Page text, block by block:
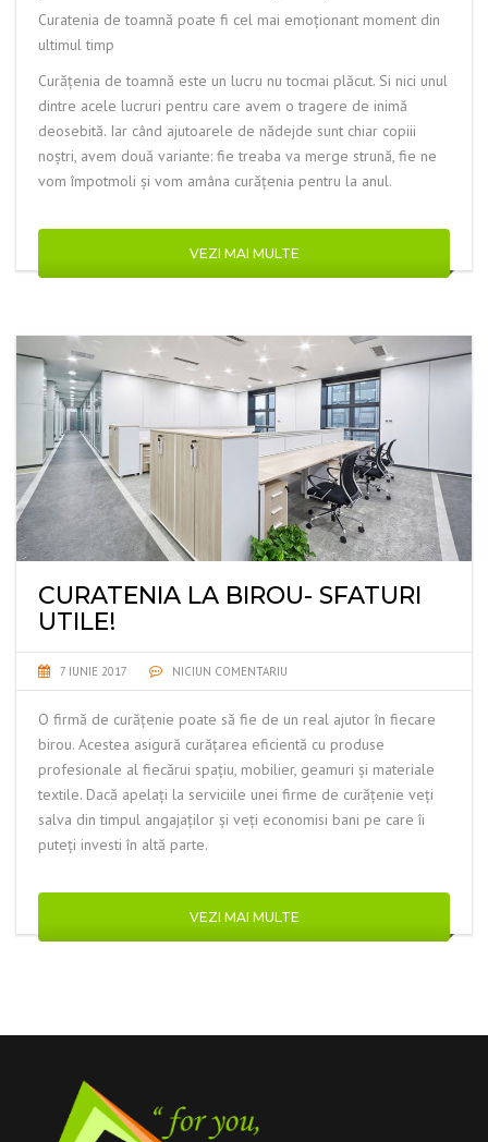
Curatenia de toamnă poate fi cel mai emoţionant moment din
ultimul timp
Curăţenia de toamnă este un lucru nu tocmai plăcut. Si nici unul
dintre acele lucruri pentru care avem o tragere de inimă
deosebită. Iar când ajutoarele de nădejde sunt chiar copiii
noştri, avem două variante: fie treaba va merge strună, fie ne
vom împotmoli şi vom amâna curăţenia pentru la anul.
VEZI MAI MULTE
CURATENIA LA BIROU- SFATURI
UTILE!
7 IUNIE 2017 NICIUN COMENTARIU
O firmă de curățenie poate să fie de un real ajutor în fiecare
birou. Acestea asigură curățarea eficientă cu produse
profesionale al fiecărui spațiu, mobilier, geamuri și materiale
textile. Dacă apelați la serviciile unei firme de curățenie veți
salva din timpul angajaților și veți economisi bani pe care îi
puteți investi în altă parte.
VEZI MAI MULTE